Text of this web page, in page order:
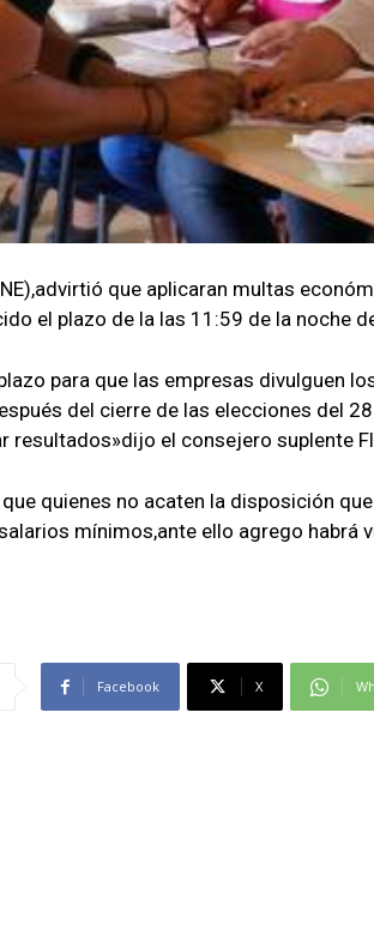
que aplicaran multas
el plazo de la las 11:59 de la noche
para que las empresas divulguen
del cierre de las elecciones del
resultados»dijo el consejero suplente
quienes no acaten la disposición
mínimos,ante ello agrego habrá
Facebook X